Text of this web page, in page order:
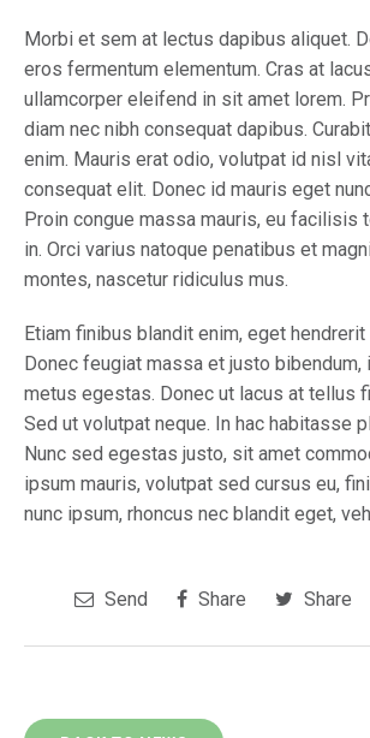
Morbi et sem at lectus dapibus aliquet.
eros fermentum elementum. Cras at
ullamcorper eleifend in sit amet lorem.
diam nec nibh consequat dapibus.
enim. Mauris erat odio, volutpat id nisl
consequat elit. Donec id mauris eget
Proin congue massa mauris, eu facilisis
in. Orci varius natoque penatibus et
montes, nascetur ridiculus mus.
Etiam finibus blandit enim, eget
Donec feugiat massa et justo bibendum,
metus egestas. Donec ut lacus at tellus
Sed ut volutpat neque. In hac habitasse
Nunc sed egestas justo, sit amet
ipsum mauris, volutpat sed cursus eu,
nunc ipsum, rhoncus nec blandit eget,
Send Share Share